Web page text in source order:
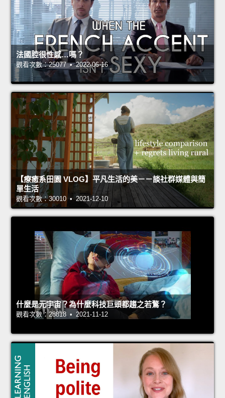
法國腔很性感…嗎？
觀看次數：25077 • 2022-06-16
【療癒系田園 VLOG】平凡生活的美－－談社群媒體與簡
單生活
觀看次數：30010 • 2021-12-10
什麼是元宇宙？為什麼科技巨頭都趨之若鶩？
觀看次數：28818 • 2021-11-12